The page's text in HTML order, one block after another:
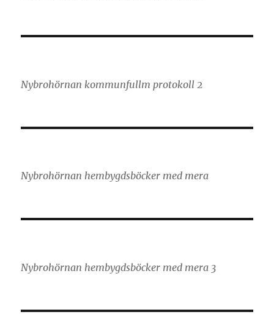
Nybrohörnan kommunfullm protokoll 2
Nybrohörnan hembygdsböcker med mera
Nybrohörnan hembygdsböcker med mera 3